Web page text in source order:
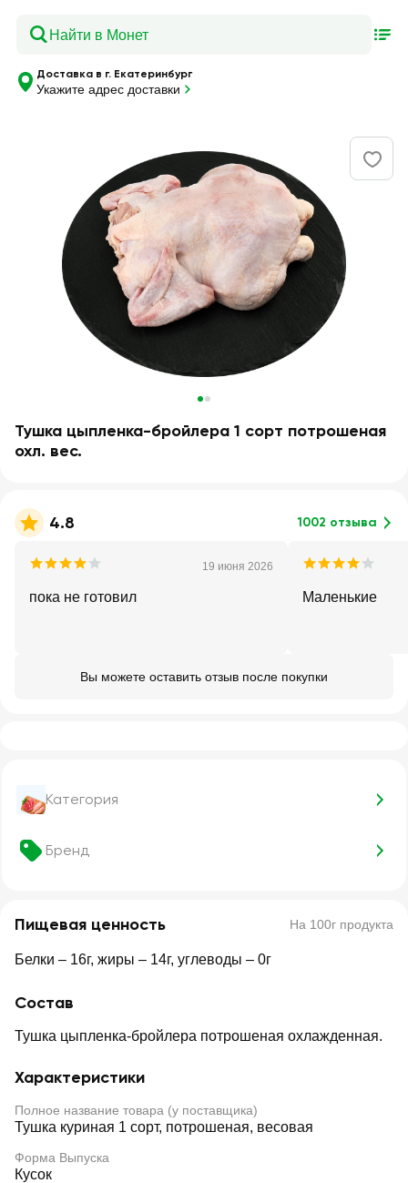
Доставка в г. Екатеринбург
Укажите адрес доставки
Тушка цыпленка-бройлера 1 сорт потрошеная
охл. вес.
4.8 1002 отзыва
19 июня 2026
пока не готовил Маленькие
Вы можете оставить отзыв после покупки
Категория
Бренд
Пищевая ценность На 100г продукта
Белки – 16г, жиры – 14г, углеводы – 0г
Состав
Тушка цыпленка-бройлера потрошеная охлажденная.
Характеристики
Полное название товара (у поставщика)
Тушка куриная 1 сорт, потрошеная, весовая
Форма Выпуска
Кусок